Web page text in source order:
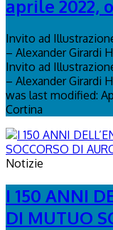
aprile 2022,
Invito ad
– Alexander Girardi
Invito ad
– Alexander Girardi
was last modified:
Cortina
Notizie
I 150 ANNI
DI MUTUO